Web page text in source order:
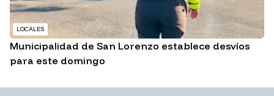
LOCALES
Municipalidad de San Lorenzo establece desvíos
para este domingo